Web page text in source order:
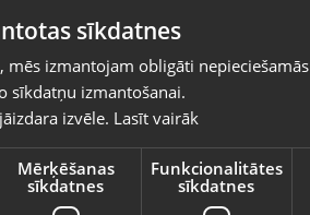
Air M2 2022 A2681
6 mēneši)
attēlots izvēlētajā valodā
sīkdatnes
izmantojam obligāti
sīkdatņu izmantošanai.
izvēle. Lasīt vairāk
Mērķēšanas
sīkdatnes
Funkcionalitātes
sīkdatnes